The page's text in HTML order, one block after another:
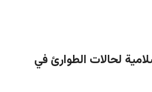
لحالات الطوارئ في